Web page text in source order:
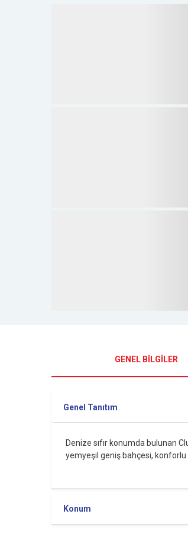
GENEL BİLGİLER
Genel Tanıtım
Denize sıfır konumda bulunan
yemyeşil geniş bahçesi, konforlu
Konum